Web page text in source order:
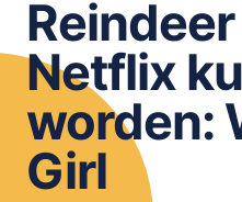
Netflix
worden:
Girl